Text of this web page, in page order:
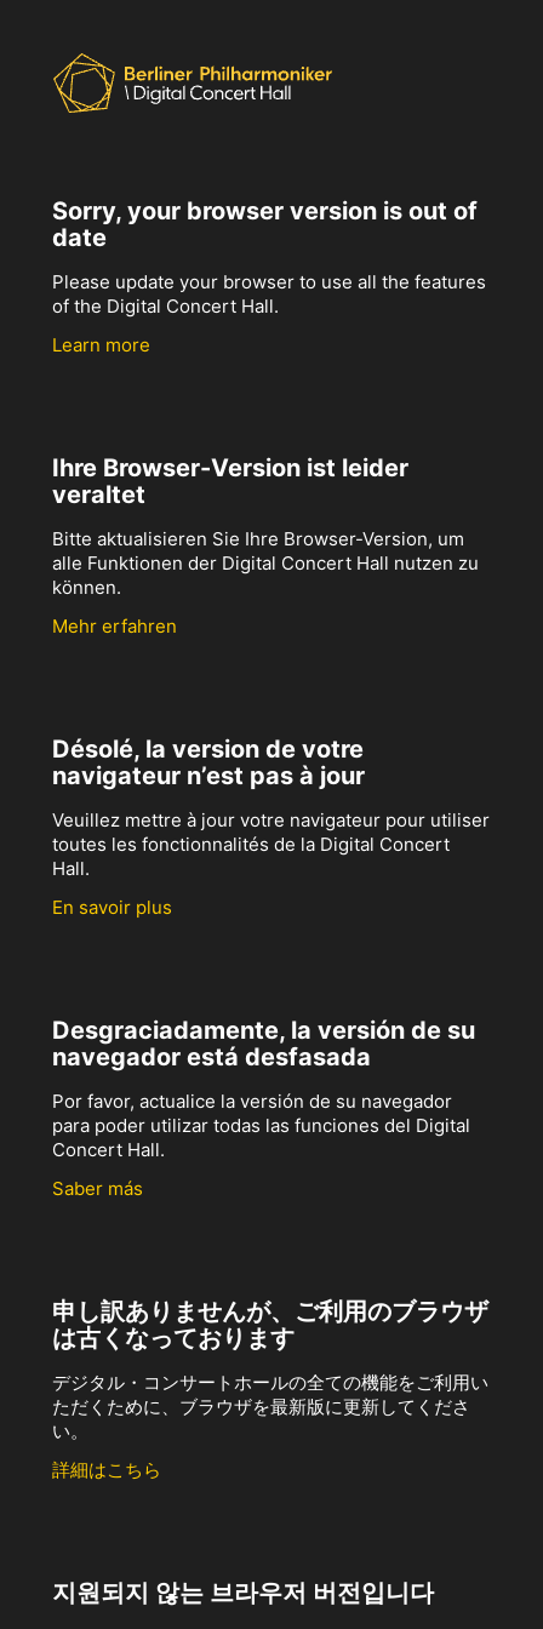
Sorry, your browser version is out of
date
Please update your browser to use all the features
of the Digital Concert Hall.
Learn more
Ihre Browser-Version ist leider
veraltet
Bitte aktualisieren Sie Ihre Browser-Version, um
alle Funktionen der Digital Concert Hall nutzen zu
können.
Mehr erfahren
Désolé, la version de votre
navigateur n’est pas à jour
Veuillez mettre à jour votre navigateur pour utiliser
toutes les fonctionnalités de la Digital Concert
Hall.
En savoir plus
Desgraciadamente, la versión de su
navegador está desfasada
Por favor, actualice la versión de su navegador
para poder utilizar todas las funciones del Digital
Concert Hall.
Saber más
申し訳ありませんが、ご利用のブラウザ
は古くなっております
デジタル・コンサートホールの全ての機能をご利用い
ただくために、ブラウザを最新版に更新してくださ
い。
詳細はこちら
지원되지 않는 브라우저 버전입니다